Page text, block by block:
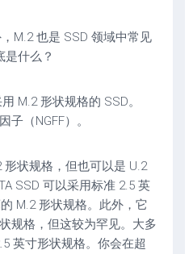
M.2 也是 SSD 领域中常见
是什么？
M.2 形状规格的 SSD。
子（NGFF）。
形状规格，但也可以是 U.2
SSD 可以采用标准 2.5 英
M.2 形状规格。此外，它
规格，但这较为罕见。大多
英寸形状规格。你会在超